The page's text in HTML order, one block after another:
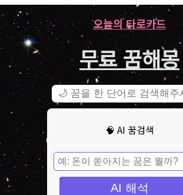
오늘의 타로카드
무료 꿈해몽
🧠 AI 꿈검색
AI 해석